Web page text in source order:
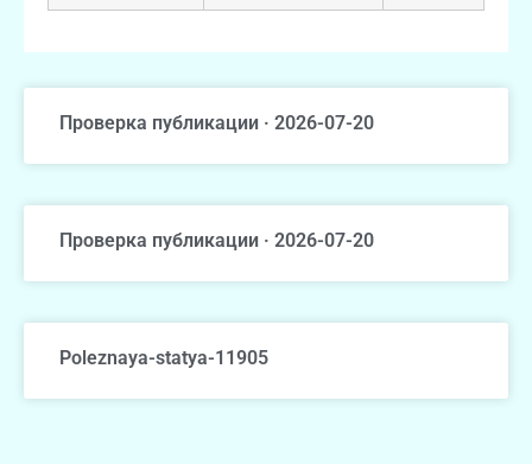
Проверка публикации · 2026-07-20
Проверка публикации · 2026-07-20
Poleznaya-statya-11905